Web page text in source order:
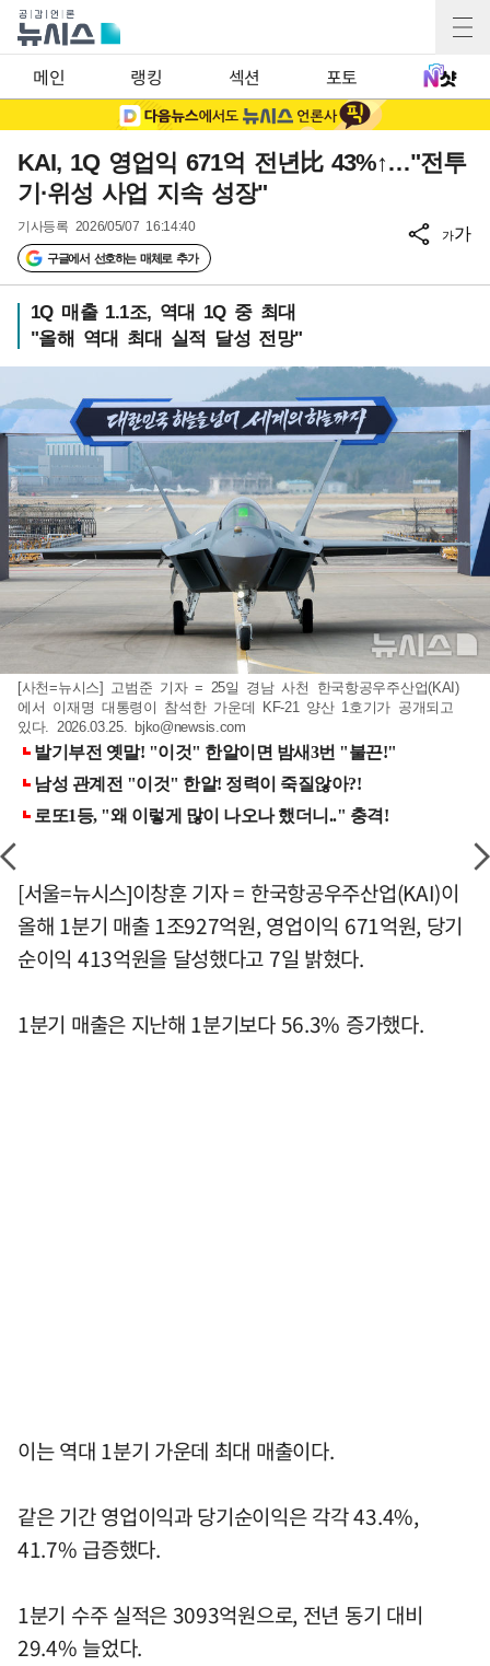
메인 랭킹 섹션 포토
KAI, 1Q 영업익 671억 전년比 43%↑…"전투
기·위성 사업 지속 성장"
기사등록 2026/05/07 16:14:40
구글에서 선호하는 매체로 추가
가가
1Q 매출 1.1조, 역대 1Q 중 최대
"올해 역대 최대 실적 달성 전망"
[사천=뉴시스] 고범준 기자 = 25일 경남 사천 한국항공우주산업(KAI)
에서 이재명 대통령이 참석한 가운데 KF-21 양산 1호기가 공개되고
있다. 2026.03.25. bjko@newsis.com
[서울=뉴시스]이창훈 기자 = 한국항공우주산업(KAI)이
올해 1분기 매출 1조927억원, 영업이익 671억원, 당기
순이익 413억원을 달성했다고 7일 밝혔다.
1분기 매출은 지난해 1분기보다 56.3% 증가했다.
이는 역대 1분기 가운데 최대 매출이다.
같은 기간 영업이익과 당기순이익은 각각 43.4%,
41.7% 급증했다.
1분기 수주 실적은 3093억원으로, 전년 동기 대비
29.4% 늘었다.